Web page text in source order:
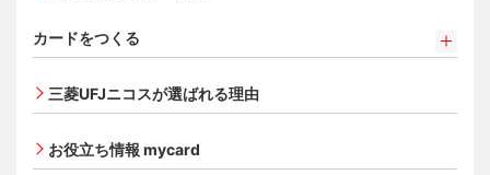
カードをつくる
三菱ＵＦＪカード
三菱ＵＦＪカード・プラチナ・アメリカン・エキスプレ
三菱UFJニコスが選ばれる理由
お役立ち情報 mycard